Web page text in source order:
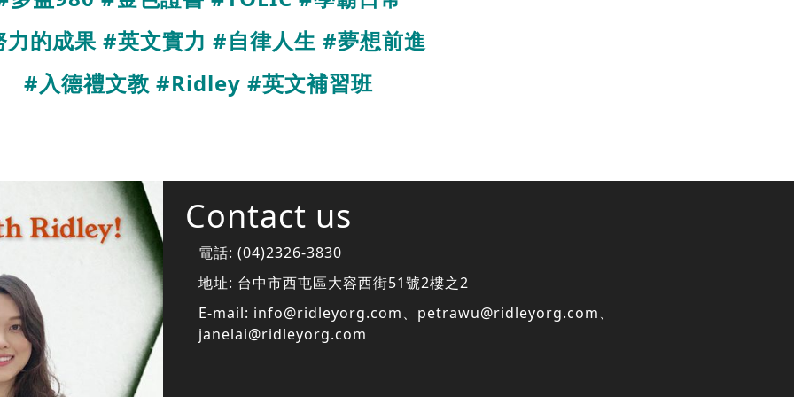
力的成果 #英文實力 #自律人生 #夢想前進
#入德禮文教 #Ridley #英文補習班
Contact us
電話: (04)2326-3830
地址: 台中市西屯區大容西街51號2樓之2
E-mail: info@ridleyorg.com、 petrawu@ridleyorg.com、
janelai@ridleyorg.com